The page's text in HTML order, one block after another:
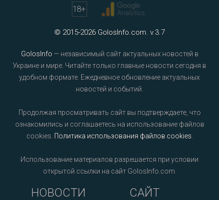
18+
© 2015-2026 GolosInfo.com. v.3.7
GolosInfo — независимый сайт актуальных новостей в
Украине и мире. Читайте только главные новости сегодня в
удобном формате. Ежедневное обновление актуальных
новостей и событий.
Продолжая просматривать сайт вы подтверждаете, что
ознакомились и соглашаетесь на использование файлов
cookies. Политика использования файлов cookies
Использование материалов разрешается при условии
открытой ссылки на сайт GolosInfo.com.
НОВОСТИ САЙТ